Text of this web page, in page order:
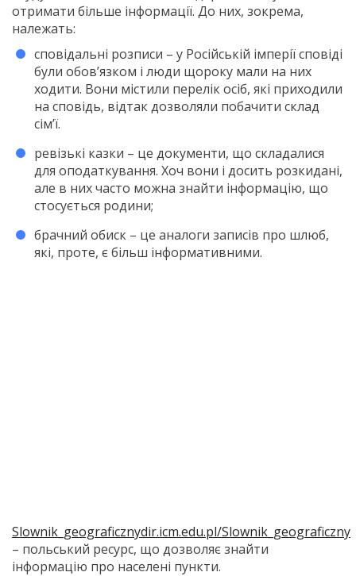
отримати більше інформації. До них, зокрема,
належать:
сповідальні розписи – у Російській імперії сповіді
були обов’язком і люди щороку мали на них
ходити. Вони містили перелік осіб, які приходили
на сповідь, відтак дозволяли побачити склад
сім’ї.
ревізькі казки – це документи, що складалися
для оподаткування. Хоч вони і досить розкидані,
але в них часто можна знайти інформацію, що
стосується родини;
брачний обиск – це аналоги записів про шлюб,
які, проте, є більш інформативними.
Slownik_geograficznydir.icm.edu.pl/Slownik_geograficzny
– польський ресурс, що дозволяє знайти
інформацію про населені пункти.